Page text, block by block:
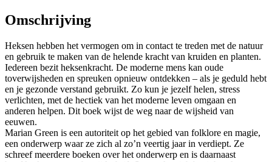
Omschrijving
Heksen hebben het vermogen om in contact te treden met de natuur
en gebruik te maken van de helende kracht van kruiden en planten.
Iedereen bezit heksenkracht. De moderne mens kan oude
toverwijsheden en spreuken opnieuw ontdekken – als je geduld hebt
en je gezonde verstand gebruikt. Zo kun je jezelf helen, stress
verlichten, met de hectiek van het moderne leven omgaan en
anderen helpen. Dit boek wijst de weg naar de wijsheid van
eeuwen.
Marian Green is een autoriteit op het gebied van folklore en magie,
een onderwerp waar ze zich al zo’n veertig jaar in verdiept. Ze
schreef meerdere boeken over het onderwerp en is daarnaast